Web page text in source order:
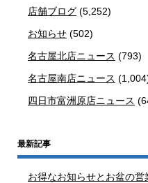
店舗ブログ (5,252)
お知らせ (502)
名古屋北店ニュース (793)
名古屋南店ニュース
四日市富洲原店ニュース
最新記事
お得なお知らせとお盆の営